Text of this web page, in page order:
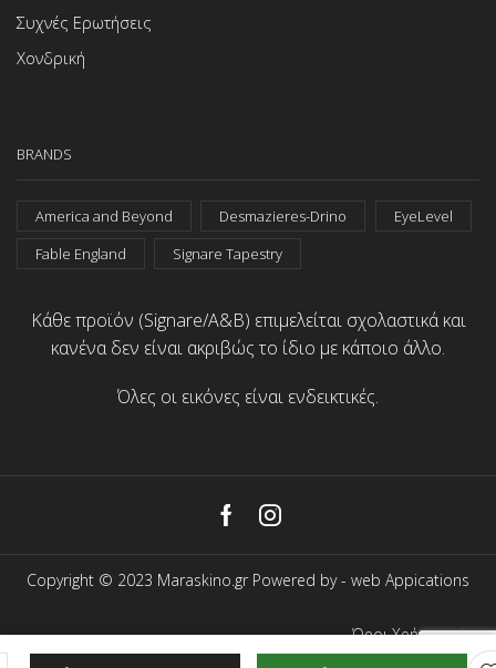
Συχνές Ερωτήσεις
Χονδρική
BRANDS
America and Beyond Desmazieres-Drino
EyeLevel
Fable England
Signare Tapestry
Κάθε προϊόν (Signare/A&B) επιμελείται σχολαστικά και
κανένα δεν είναι ακριβώς το ίδιο με κάποιο άλλο.
Όλες οι εικόνες είναι ενδεικτικές.
FacebookInstagram
Copyright © 2023 Maraskino.gr Powered by - web Appications
Όροι Χρήσης
Προσωπικά Δεδομένα